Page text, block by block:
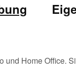
und Home Office.